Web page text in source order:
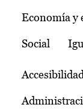
Temas
Economía y
Social
Accesibilidad